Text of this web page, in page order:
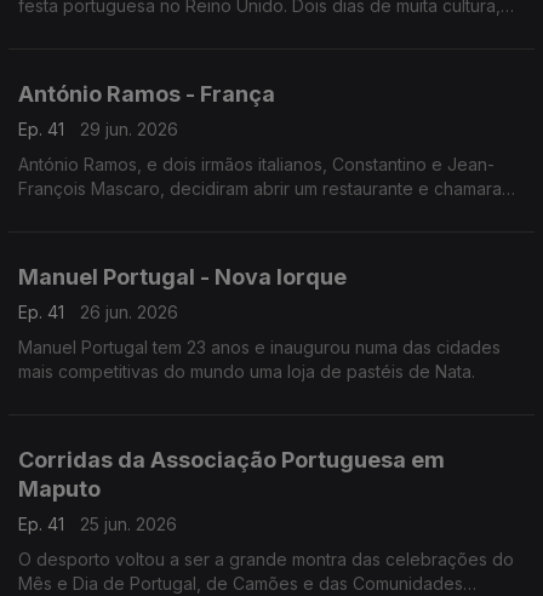
festa portuguesa no Reino Unido. Dois dias de muita cultura,
António Ramos - França
Ep. 41
29 jun. 2026
António Ramos, e dois irmãos italianos, Constantino e Jean-
François Mascaro, decidiram abrir um restaurante e chamaram-
Manuel Portugal - Nova Iorque
Ep. 41
26 jun. 2026
Manuel Portugal tem 23 anos e inaugurou numa das cidades
mais competitivas do mundo uma loja de pastéis de Nata.
Corridas da Associação Portuguesa em
Maputo
Ep. 41
25 jun. 2026
O desporto voltou a ser a grande montra das celebrações do
Mês e Dia de Portugal, de Camões e das Comunidades